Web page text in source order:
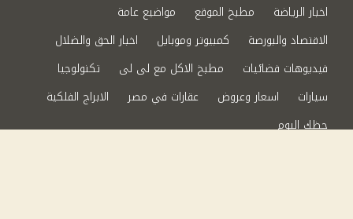
اخبار الرياضة
مطبخ الموقع
مواضيع عامة
الاقتصاد والبورصة
كمبيوتر وموبايل
اخبار الحق والضلال
فيديوهات فضائيات
مطبخ الاكل مع لى لى
تكنولوجيا
سيارات
اسعار وعروض عقارات في مصر
الابراج الفلكية
حظك اليوم